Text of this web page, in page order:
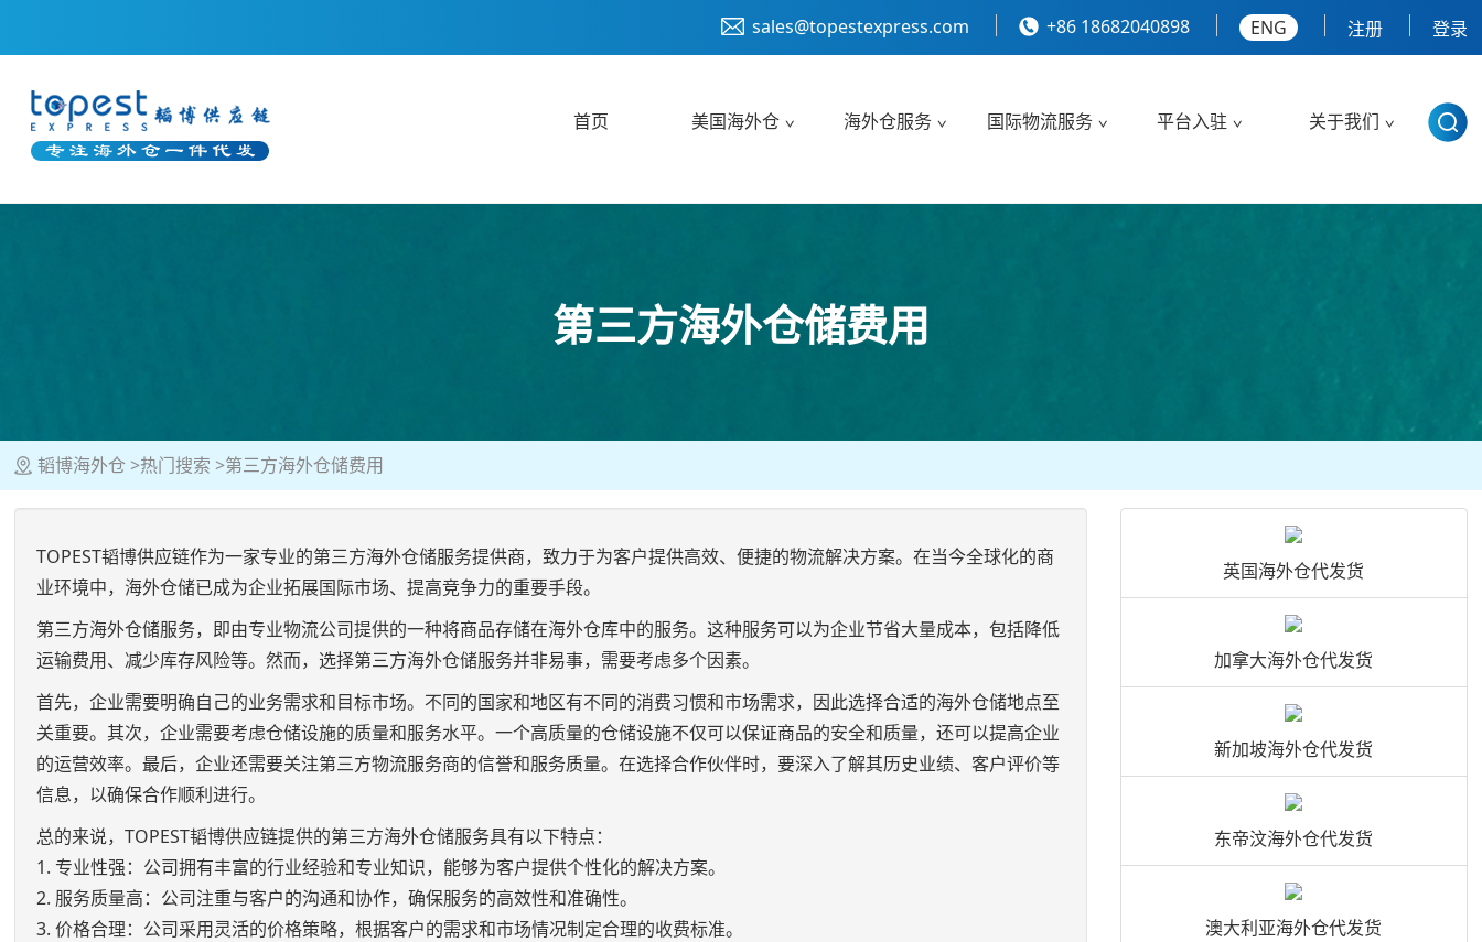
sales@topestexpress.com +86 18682040898 ENG 注册 登录
首页 美国海外仓 海外仓服务 国际物流服务 平台入驻 关于我们
第三方海外仓储费用
韬博海外仓 热门搜索 第三方海外仓储费用
TOPEST韬博供应链作为一家专业的第三方海外仓储服务提供商，致力于为客户提供高效、便捷的物流解决方案。在当今全球化的商
业环境中，海外仓储已成为企业拓展国际市场、提高竞争力的重要手段。
第三方海外仓储服务，即由专业物流公司提供的一种将商品存储在海外仓库中的服务。这种服务可以为企业节省大量成本，包括降低
运输费用、减少库存风险等。然而，选择第三方海外仓储服务并非易事，需要考虑多个因素。
首先，企业需要明确自己的业务需求和目标市场。不同的国家和地区有不同的消费习惯和市场需求，因此选择合适的海外仓储地点至
关重要。其次，企业需要考虑仓储设施的质量和服务水平。一个高质量的仓储设施不仅可以保证商品的安全和质量，还可以提高企业
的运营效率。最后，企业还需要关注第三方物流服务商的信誉和服务质量。在选择合作伙伴时，要深入了解其历史业绩、客户评价等
信息，以确保合作顺利进行。
总的来说，TOPEST韬博供应链提供的第三方海外仓储服务具有以下特点：
1. 专业性强：公司拥有丰富的行业经验和专业知识，能够为客户提供个性化的解决方案。
2. 服务质量高：公司注重与客户的沟通和协作，确保服务的高效性和准确性。
3. 价格合理：公司采用灵活的价格策略，根据客户的需求和市场情况制定合理的收费标准。
英国海外仓代发货
加拿大海外仓代发货
新加坡海外仓代发货
东帝汶海外仓代发货
澳大利亚海外仓代发货